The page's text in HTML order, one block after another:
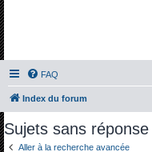
FAQ
Index du forum
Sujets sans réponse
Aller à la recherche avancée